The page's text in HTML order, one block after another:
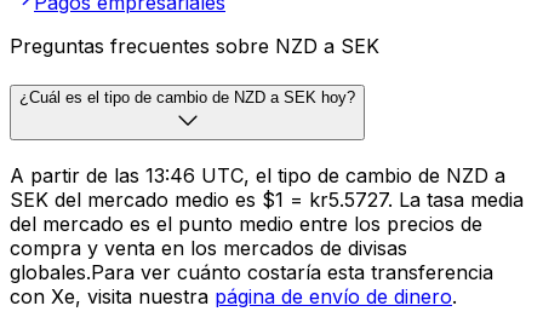
Preguntas frecuentes sobre NZD a SEK
¿Cuál es el tipo de cambio de NZD a SEK hoy?
A partir de las 13:46 UTC, el tipo de cambio de NZD a
SEK del mercado medio es $1 = kr5.5727. La tasa media
del mercado es el punto medio entre los precios de
compra y venta en los mercados de divisas
globales.Para ver cuánto costaría esta transferencia
con Xe, visita nuestra página de envío de dinero.